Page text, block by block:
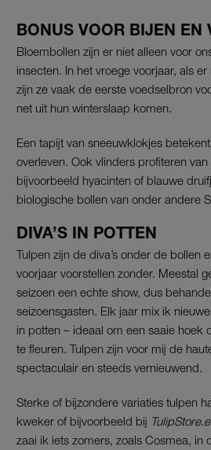
BONUS VOOR BIJEN EN
Bloembollen zijn er niet alleen voor
insecten. In het vroege voorjaar, als
zijn ze vaak de eerste voedselbron
net uit hun winterslaap komen.
Een tapijt van sneeuwklokjes
overleven. Ook vlinders profiteren
bijvoorbeeld hyacinten of blauwe
biologische bollen van onder andere
DIVA’S IN POTTEN
Tulpen zijn de diva’s onder de bollen
voorjaar voorstellen zonder. Meestal
seizoen een echte show, dus
seizoensgasten. Elk jaar mix ik
in potten – ideaal om een saaie hoek
te fleuren. Tulpen zijn voor mij de
spectaculair en steeds vernieuwend.
Sterke of bijzondere variaties tulpen
kweker of bijvoorbeeld bij
zaai ik iets zomers, zoals Cosmea, in